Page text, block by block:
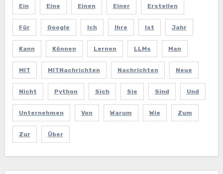
Ein Eine Einen Einer Erstellen
Für Google Ich Ihre Ist Jahr
Kann Können Lernen LLMs Man
MIT MITNachrichten Nachrichten Neue
Nicht Python Sich Sie Sind Und
Unternehmen Von Warum Wie Zum
Zur Über